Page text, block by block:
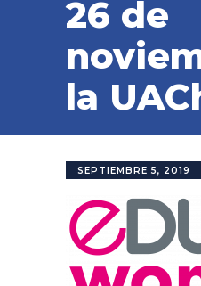
26 de
la
SEPTIEMBRE 5, 2019